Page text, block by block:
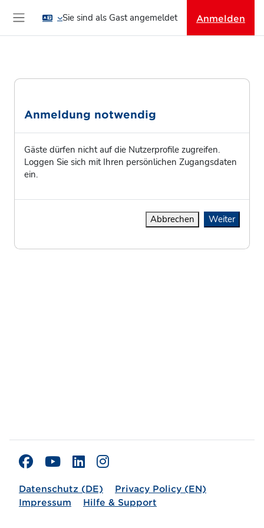
Sie sind als Gast angemeldet Anmelden
Anmeldung notwendig
Gäste dürfen nicht auf die Nutzerprofile zugreifen.
Loggen Sie sich mit Ihren persönlichen Zugangsdaten
ein.
Abbrechen Weiter
Datenschutz (DE)
Privacy Policy (EN)
Impressum
Hilfe & Support